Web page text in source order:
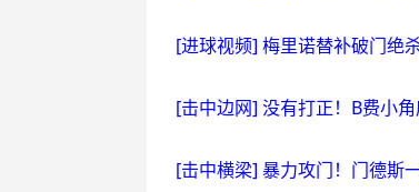
[进球视频] 梅里诺替补破门绝
[击中边网] 没有打正！B费小
[击中横梁] 暴力攻门！门德斯